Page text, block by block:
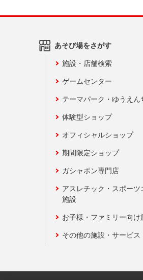
あそび場をさがす
施設・店舗検索
ゲームセンター
テーマパーク・ゆうえん
体験型ショップ
オフィシャルショップ
期間限定ショップ
ガシャポン専門店
アスレチック・スポーツ
施設
お子様・ファミリー向け
その他の施設・サービス